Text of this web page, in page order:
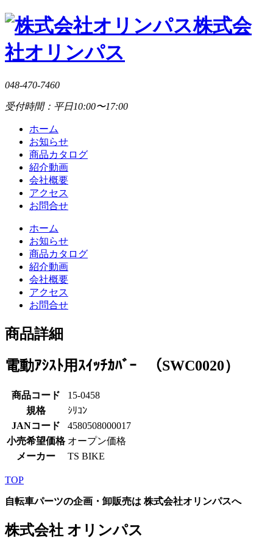
株式会
社オリンパス
048-470-7460
受付時間：平日10:00〜17:00
ホーム
お知らせ
商品カタログ
紹介動画
会社概要
アクセス
お問合せ
ホーム
お知らせ
商品カタログ
紹介動画
会社概要
アクセス
お問合せ
商品詳細
電動ｱｼｽﾄ用ｽｲｯﾁｶﾊﾞｰ （SWC0020）
商品コード
15-0458
規格
ｼﾘｺﾝ
JANコード
4580508000017
小売希望価格 オープン価格
メーカー
TS BIKE
TOP
自転車パーツの企画・卸販売は 株式会社オリンパスへ
株式会社 オリンパス